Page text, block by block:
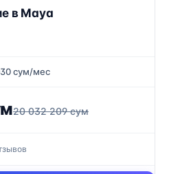
в Maya
сум/мес
20 032 209 сум